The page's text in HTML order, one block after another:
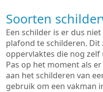
Soorten
Een schilder is er dus
plafond te schilderen.
oppervlaktes die nog
Pas op het moment als
aan het schilderen van
gebruik om een vakman